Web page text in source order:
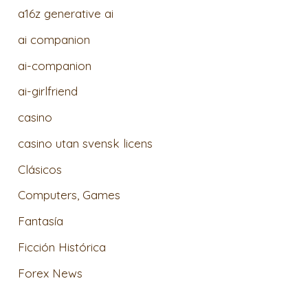
a16z generative ai
ai companion
ai-companion
ai-girlfriend
casino
casino utan svensk licens
Clásicos
Computers, Games
Fantasía
Ficción Histórica
Forex News